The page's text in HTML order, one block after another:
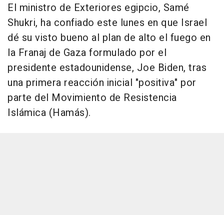
El ministro de Exteriores egipcio, Samé
Shukri, ha confiado este lunes en que Israel
dé su visto bueno al plan de alto el fuego en
la Franaj de Gaza formulado por el
presidente estadounidense, Joe Biden, tras
una primera reacción inicial "positiva" por
parte del Movimiento de Resistencia
Islámica (Hamás).